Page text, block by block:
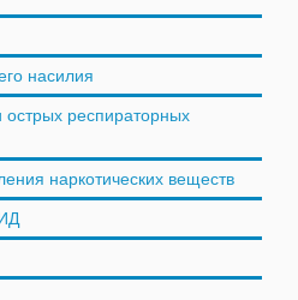
насилия
респираторных
наркотических веществ